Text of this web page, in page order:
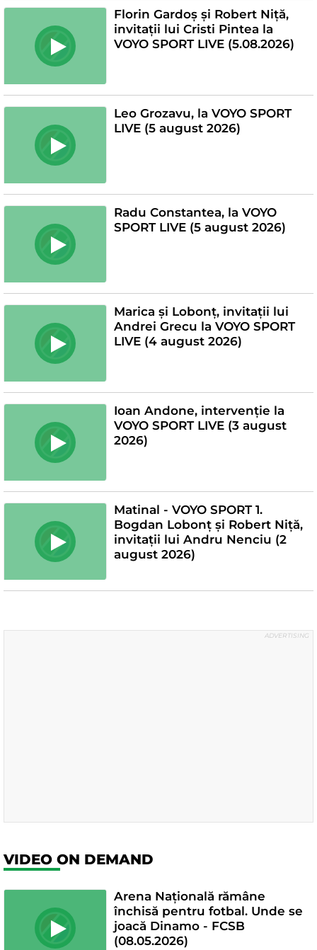
Florin Gardoș și Robert Niță,
invitații lui Cristi Pintea la
VOYO SPORT LIVE (5.08.2026)
Leo Grozavu, la VOYO SPORT
LIVE (5 august 2026)
Radu Constantea, la VOYO
SPORT LIVE (5 august 2026)
Marica și Lobonț, invitații lui
Andrei Grecu la VOYO SPORT
LIVE (4 august 2026)
Ioan Andone, intervenție la
VOYO SPORT LIVE (3 august
2026)
Matinal - VOYO SPORT 1.
Bogdan Lobonț și Robert Niță,
invitații lui Andru Nenciu (2
august 2026)
VIDEO ON DEMAND
Arena Națională rămâne
închisă pentru fotbal. Unde se
joacă Dinamo - FCSB
(08.05.2026)